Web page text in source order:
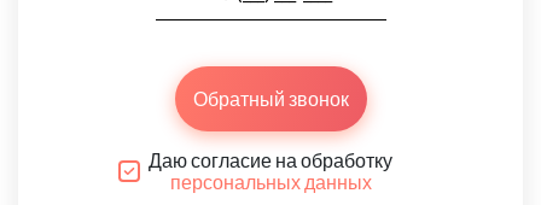
Обратный звонок
Даю согласие на обработку
персональных данных